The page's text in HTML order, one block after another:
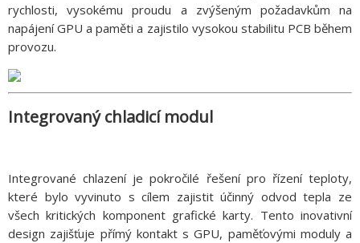
rychlosti, vysokému proudu a zvýšeným požadavkům na
napájení GPU a paměti a zajistilo vysokou stabilitu PCB během
provozu.
Integrovaný chladicí modul
Integrované chlazení je pokročilé řešení pro řízení teploty,
které bylo vyvinuto s cílem zajistit účinný odvod tepla ze
všech kritických komponent grafické karty. Tento inovativní
design zajišťuje přímý kontakt s GPU, paměťovými moduly a